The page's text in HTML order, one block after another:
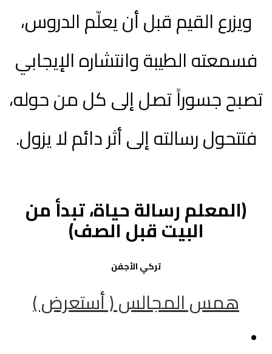
ويزرع القيم قبل أن يعلّم الدروس،
فسمعته الطيبة وانتشاره الإيجابي
تصبح جسوراً تصل إلى كل من حوله،
فتتحول رسالته إلى أثر دائم لا يزول.
(المعلم رسالة حياة، تبدأ من
البيت قبل الصف)
تركي الأجفن
همس المجالس ( أستعرض )